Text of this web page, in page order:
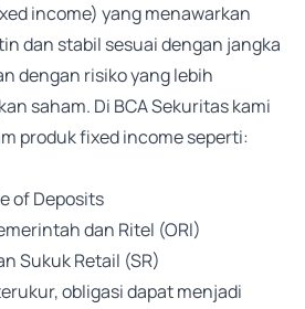
income) yang menawarkan
dan stabil sesuai dengan jangka
dengan risiko yang lebih
saham. Di BCA Sekuritas kami
produk fixed income seperti:
of Deposits
dan Ritel (ORI)
Sukuk Retail (SR)
obligasi dapat menjadi